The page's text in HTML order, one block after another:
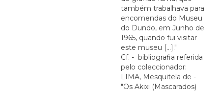
também trabalhava para
encomendas do Museu
do Dundo, em Junho de
1965, quando fui visitar
este museu [...]."
Cf. - bibliografia referida
pelo coleccionador:
LIMA, Mesquitela de -
"Os Akixi (Mascarados)